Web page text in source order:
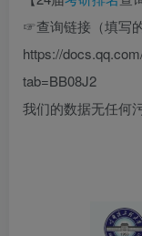
☞查询链接（填写
https://
tab=BB08J2
我们的数据无任何